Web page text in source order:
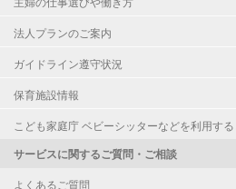
法人プランのご案内
ガイドライン遵守状況
保育施設情報
こども家庭庁 ベビーシッターなどを利用す
サービスに関するご質問・ご相談
よくあるご質問